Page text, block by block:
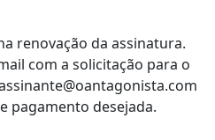
renovação da assinatura.
com a solicitação para o
pagamento desejada.